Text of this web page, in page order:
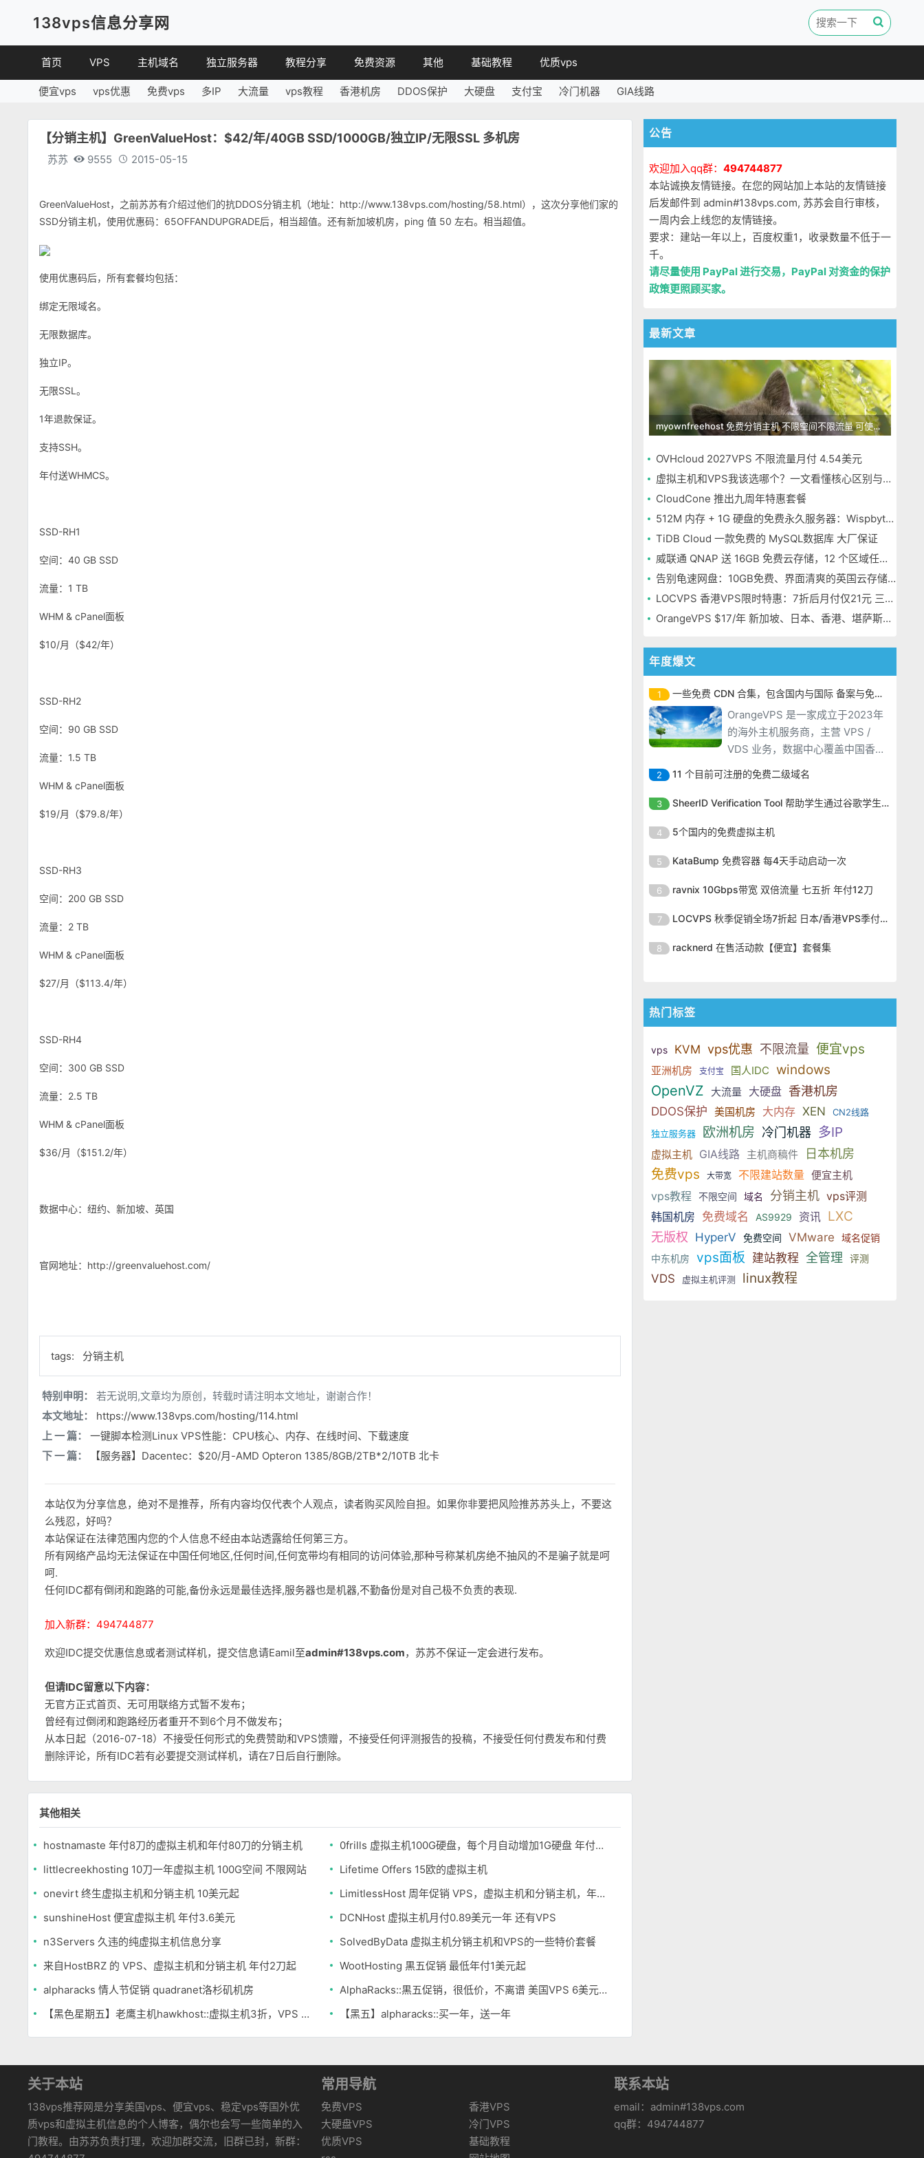
138vps信息分享网
首页 VPS
VPS优惠
VPS评测
主机域名
域名
独立服务器 教程分享
VPS教程
linux 教程
免费资源
免费空间
免费VPS
其他
简讯
基础教程 优质vps
便宜vps vps优惠 免费vps 多IP 大流量 vps教程 香港机房 DDOS保护 大硬盘 支付宝 冷门机器 GIA线路
【分销主机】GreenValueHost：$42/年/40GB SSD/1000GB/独立IP/无限SSL 多机房
苏苏 9555 2015-05-15
GreenValueHost，之前苏苏有介绍过他们的抗DDOS分销主机（地址：http://www.138vps.com/hosting/58.html），这次分享他们家的
SSD分销主机，使用优惠码：65OFFANDUPGRADE后，相当超值。还有新加坡机房，ping 值 50 左右。相当超值。
使用优惠码后，所有套餐均包括：
绑定无限域名。
无限数据库。
独立IP。
无限SSL。
1年退款保证。
支持SSH。
年付送WHMCS。
SSD-RH1
空间：40 GB SSD
流量：1 TB
WHM & cPanel面板
$10/月（$42/年）
SSD-RH2
空间：90 GB SSD
流量：1.5 TB
WHM & cPanel面板
$19/月（$79.8/年）
SSD-RH3
空间：200 GB SSD
流量：2 TB
WHM & cPanel面板
$27/月（$113.4/年）
SSD-RH4
空间：300 GB SSD
流量：2.5 TB
WHM & cPanel面板
$36/月（$151.2/年）
数据中心：纽约、新加坡、英国
官网地址：http://greenvaluehost.com/
tags: 分销主机
特别申明：
若无说明,文章均为原创，转载时请注明本文地址，谢谢合作！
本文地址：
https://www.138vps.com/hosting/114.html
上 一 篇：
一键脚本检测Linux VPS性能：CPU核心、内存、在线时间、下载速度
下 一 篇：
【服务器】Dacentec：$20/月-AMD Opteron 1385/8GB/2TB*2/10TB 北卡
本站仅为分享信息，绝对不是推荐，所有内容均仅代表个人观点，读者购买风险自担。如果你非要把风险推苏苏头上，不要这
么残忍，好吗？
本站保证在法律范围内您的个人信息不经由本站透露给任何第三方。
所有网络产品均无法保证在中国任何地区,任何时间,任何宽带均有相同的访问体验,那种号称某机房绝不抽风的不是骗子就是呵
呵.
任何IDC都有倒闭和跑路的可能,备份永远是最佳选择,服务器也是机器,不勤备份是对自己极不负责的表现.
加入新群：494744877
欢迎IDC提交优惠信息或者测试样机，提交信息请Eamil至admin#138vps.com，苏苏不保证一定会进行发布。
但请IDC留意以下内容：
无官方正式首页、无可用联络方式暂不发布；
曾经有过倒闭和跑路经历者重开不到6个月不做发布；
从本日起（2016-07-18）不接受任何形式的免费赞助和VPS馈赠，不接受任何评测报告的投稿，不接受任何付费发布和付费
删除评论，所有IDC若有必要提交测试样机，请在7日后自行删除。
其他相关
hostnamaste 年付8刀的虚拟主机和年付80刀的分销主机
0frills 虚拟主机100G硬盘，每个月自动增加1G硬盘 年付12美元
littlecreekhosting 10刀一年虚拟主机 100G空间 不限网站
Lifetime Offers 15欧的虚拟主机
onevirt 终生虚拟主机和分销主机 10美元起
LimitlessHost 周年促销 VPS，虚拟主机和分销主机，年付2美元起
sunshineHost 便宜虚拟主机 年付3.6美元
DCNHost 虚拟主机月付0.89美元一年 还有VPS
n3Servers 久违的纯虚拟主机信息分享
SolvedByData 虚拟主机分销主机和VPS的一些特价套餐
来自HostBRZ 的 VPS、虚拟主机和分销主机 年付2刀起
WootHosting 黒五促销 最低年付1美元起
alpharacks 情人节促销 quadranet洛杉矶机房
AlphaRacks::黒五促销，很低价，不离谱 美国VPS 6美元一年
【黑色星期五】老鹰主机hawkhost::虚拟主机3折，VPS 4折 香港
【黑五】alpharacks::买一年，送一年
公告
欢迎加入qq群： 494744877
本站诚换友情链接。在您的网站加上本站的友情链接
后发邮件到 admin#138vps.com, 苏苏会自行审核，
一周内会上线您的友情链接。
要求：建站一年以上，百度权重1，收录数量不低于一
千。
请尽量使用 PayPal 进行交易，PayPal 对资金的保护
政策更照顾买家。
最新文章
myownfreehost 免费分销主机 不限空间不限流量 可使用免费域名申请
OVHcloud 2027VPS 不限流量月付 4.54美元
虚拟主机和VPS我该选哪个？一文看懂核心区别与选择指南
CloudCone 推出九周年特惠套餐
512M 内存 + 1G 硬盘的免费永久服务器：Wispbyte 上手
TiDB Cloud 一款免费的 MySQL数据库 大厂保证
威联通 QNAP 送 16GB 免费云存储，12 个区域任选，邮箱注册即可
告别龟速网盘：10GB免费、界面清爽的英国云存储Icedrive体验
LOCVPS 香港VPS限时特惠：7折后月付仅21元 三网优化BGP线路 可选原生IP
OrangeVPS $17/年 新加坡、日本、香港、堪萨斯机房
年度爆文
1 一些免费 CDN 合集，包含国内与国际 备案与免备案
OrangeVPS 是一家成立于2023年
的海外主机服务商，主营 VPS /
VDS 业务，数据中心覆盖中国香
港、新加坡、日本、美国堪萨斯与
洛杉矶等多个地区。其 VPS 产品基
于 KVM 虚拟化架构，配备 NVMe
国两大系列。亚洲 VPS 月付低至 6
2 11 个目前可注册的免费二级域名
OrangeVPS 是一家成立于2023年
的海外主机服务商，主营 VPS /
VDS 业务，数据中心覆盖中国香
洛杉矶等多个地区。其 VPS 产品基
SSD 固态硬盘，主要分为亚洲和美
国两大系列。亚洲 VPS 月付低至 6
3 SheerID Verification Tool 帮助学生通过谷歌学生计划免费获得 Gemini Advanced
OrangeVPS 是一家成立于2023年
的海外主机服务商，主营 VPS /
VDS 业务，数据中心覆盖中国香
洛杉矶等多个地区。其 VPS 产品基
SSD 固态硬盘，主要分为亚洲和美
国两大系列。亚洲 VPS 月付低至 6
4 5个国内的免费虚拟主机
OrangeVPS 是一家成立于2023年
的海外主机服务商，主营 VPS /
VDS 业务，数据中心覆盖中国香
洛杉矶等多个地区。其 VPS 产品基
SSD 固态硬盘，主要分为亚洲和美
5 KataBump 免费容器 每4天手动启动一次
OrangeVPS 是一家成立于2023年
的海外主机服务商，主营 VPS /
VDS 业务，数据中心覆盖中国香
洛杉矶等多个地区。其 VPS 产品基
国两大系列。亚洲 VPS 月付低至 6
6 ravnix 10Gbps带宽 双倍流量 七五折 年付12刀
OrangeVPS 是一家成立于2023年
的海外主机服务商，主营 VPS /
VDS 业务，数据中心覆盖中国香
于 KVM 虚拟化架构，配备 NVMe
国两大系列。亚洲 VPS 月付低至 6
美元，美国
7 LOCVPS 秋季促销全场7折起 日本/香港VPS季付63元
OrangeVPS 是一家成立于2023年
的海外主机服务商，主营 VPS /
于 KVM 虚拟化架构，配备 NVMe
SSD 固态硬盘，主要分为亚洲和美
国两大系列。亚洲 VPS 月付低至 6
美元，美国
8 racknerd 在售活动款【便宜】套餐集
VDS 业务，数据中心覆盖中国香
于 KVM 虚拟化架构，配备 NVMe
SSD 固态硬盘，主要分为亚洲和美
国两大系列。亚洲 VPS 月付低至 6
美元，美国
热门标签
vps KVM vps优惠 不限流量 便宜vps
亚洲机房 支付宝 国人IDC windows
OpenVZ 大流量 大硬盘 香港机房
DDOS保护 美国机房 大内存 XEN
CN2线路
独立服务器
欧洲机房 冷门机器 多IP
虚拟主机 GIA线路 主机商稿件 日本机房
免费vps 大带宽 不限建站数量 便宜主机
vps教程 不限空间 域名 分销主机 vps评测
韩国机房 免费域名 AS9929 资讯 LXC
无版权 HyperV 免费空间 VMware
域名促销
中东机房
vps面板 建站教程 全管理 评测
VDS 虚拟主机评测 linux教程
关于本站
138vps推荐网是分享美国vps、便宜vps、稳定vps等国外优
质vps和虚拟主机信息的个人博客，偶尔也会写一些简单的入
门教程。由苏苏负责打理，欢迎加群交流，旧群已封，新群：
常用导航
免费VPS
香港VPS
大硬盘VPS
冷门VPS
优质VPS
基础教程
联系本站
email：admin#138vps.com
qq群：494744877